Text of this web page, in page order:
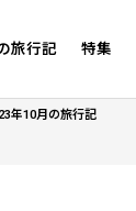
旅行記 特集
年10月の旅行記